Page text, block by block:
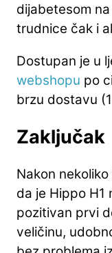
dijabetesom
trudnice čak i
Dostupan je u
webshopu po
brzu dostavu
Zaključak
Nakon
da je Hippo H1
pozitivan prvi
veličinu,